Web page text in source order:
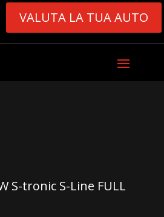
VALUTA LA TUA AUTO
S-tronic S-Line FULL